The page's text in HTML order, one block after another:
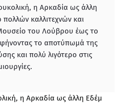
η Αρκαδία ως άλλη
καλλιτεχνών και
του Λούβρου έως το
το αποτύπωμά της
και πολύ λιγότερο στις
η Αρκαδία ως άλλη Εδέμ